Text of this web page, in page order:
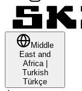
Middle
East and
Africa|
Turkish
Türkçe